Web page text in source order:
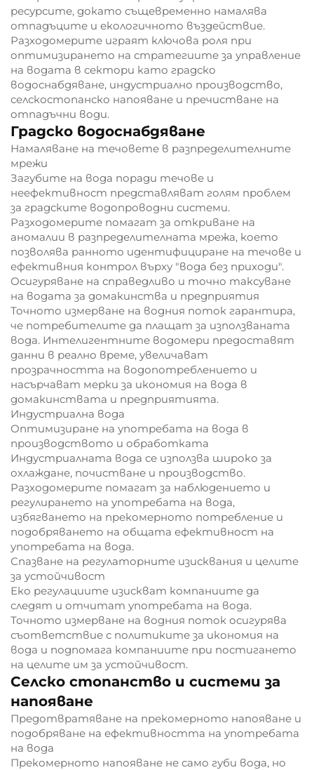
ресурсите, докато същевременно намалява
отпадъците и екологичното въздействие.
Разходомерите играят ключова роля при
оптимизирането на стратегиите за управление
на водата в сектори като градско
водоснабдяване, индустриално производство,
селскостопанско напояване и пречистване на
отпадъчни води.
Градско водоснабдяване
Намаляване на течовете в разпределителните
мрежи
Загубите на вода поради течове и
неефективност представляват голям проблем
за градските водопроводни системи.
Разходомерите помагат за откриване на
аномалии в разпределителната мрежа, което
позволява ранното идентифициране на течове и
ефективния контрол върху "вода без приходи".
Осигуряване на справедливо и точно таксуване
на водата за домакинства и предприятия
Точното измерване на водния поток гарантира,
че потребителите да плащат за използваната
вода. Интелигентните водомери предоставят
данни в реално време, увеличават
прозрачността на водопотреблението и
насърчават мерки за икономия на вода в
домакинствата и предприятията.
Индустриална вода
Оптимизиране на употребата на вода в
производството и обработката
Индустриалната вода се използва широко за
охлаждане, почистване и производство.
Разходомерите помагат за наблюдението и
регулирането на употребата на вода,
избягването на прекомерното потребление и
подобряването на общата ефективност на
употребата на вода.
Спазване на регулаторните изисквания и целите
за устойчивост
Еко регулациите изискват компаниите да
следят и отчитат употребата на вода.
Точното измерване на водния поток осигурява
съответствие с политиките за икономия на
вода и подпомага компаниите при постигането
на целите им за устойчивост.
Селско стопанство и системи за
напояване
Предотвратяване на прекомерното напояване и
подобряване на ефективността на употребата
на вода
Прекомерното напояване не само губи вода, но